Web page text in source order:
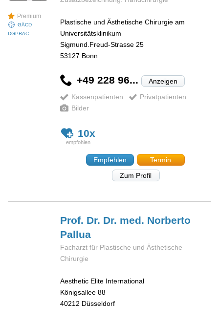
Premium
GÄCD
DGPRÄC
Plastische und Ästhetische Chirurgie am
Universitätsklinikum
Sigmund.Freud-Strasse 25
53127 Bonn
+49 228 96... Anzeigen
Kassenpatienten
Privatpatienten
Bilder
10x
Empfehlen
Termin
Zum Profil
Prof. Dr. Dr. med. Norberto
Pallua
Facharzt für Plastische und Ästhetische
Chirurgie
Aesthetic Elite International
Königsallee 88
40212 Düsseldorf